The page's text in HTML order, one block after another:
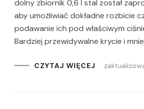
dolny zbiornik 0,6 l stal został
aby umożliwiać dokładne rozbicie
podawanie ich pod właściwym
Bardziej przewidywalne krycie i
CZYTAJ WIĘCEJ